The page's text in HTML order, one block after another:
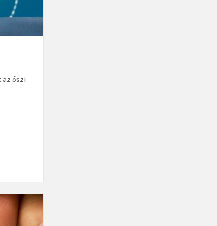
őszi